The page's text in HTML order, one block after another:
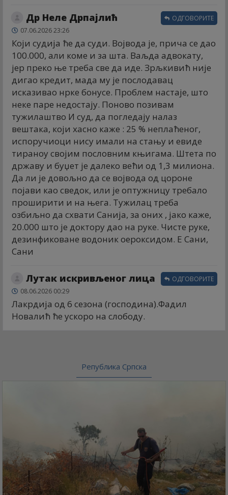
Др Неле Дрпајлић
07.06.2026 23:26
Који судија ће да суди. Војвода је, прича се дао
100.000, али коме и за шта. Ваљда адвокату,
јер преко ње треба све да иде. Зрљкивић није
дигао кредит, мада му је послодавац
исказивао нрке бонусе. Проблем настаје, што
неке паре недостају. Поново позивам
тужилаштво И суд, да погледају налаз
вештака, који хасно каже : 25 % неплаћеног,
испоручиоци нису имали на стању и евиде
тираноу својим пословним књигама. Штета по
државу и буџет је далеко већи од 1,3 милиона.
Да ли је довољно да се војвода од цороне
појави као сведок, или је оптужницу требало
проширити и на њега. Тужилац треба
озбиљно да схвати Санија, за оних , јако каже,
20.000 што је доктору дао на руке. Чисте руке,
дезинфиковане водоник оероксидом. Е Сани,
Сани
ОДГОВОРИТЕ
Лутак искривљеног лица
08.06.2026 00:29
Лакрдија од 6 сезона (господина).Фадил
Новалић ће ускоро на слободу.
ОДГОВОРИТЕ
Република Српска